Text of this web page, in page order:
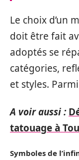
Le choix d’un
doit être fait
adoptés se
catégories,
et styles.
A voir aussi :
tatouage à
Symboles de